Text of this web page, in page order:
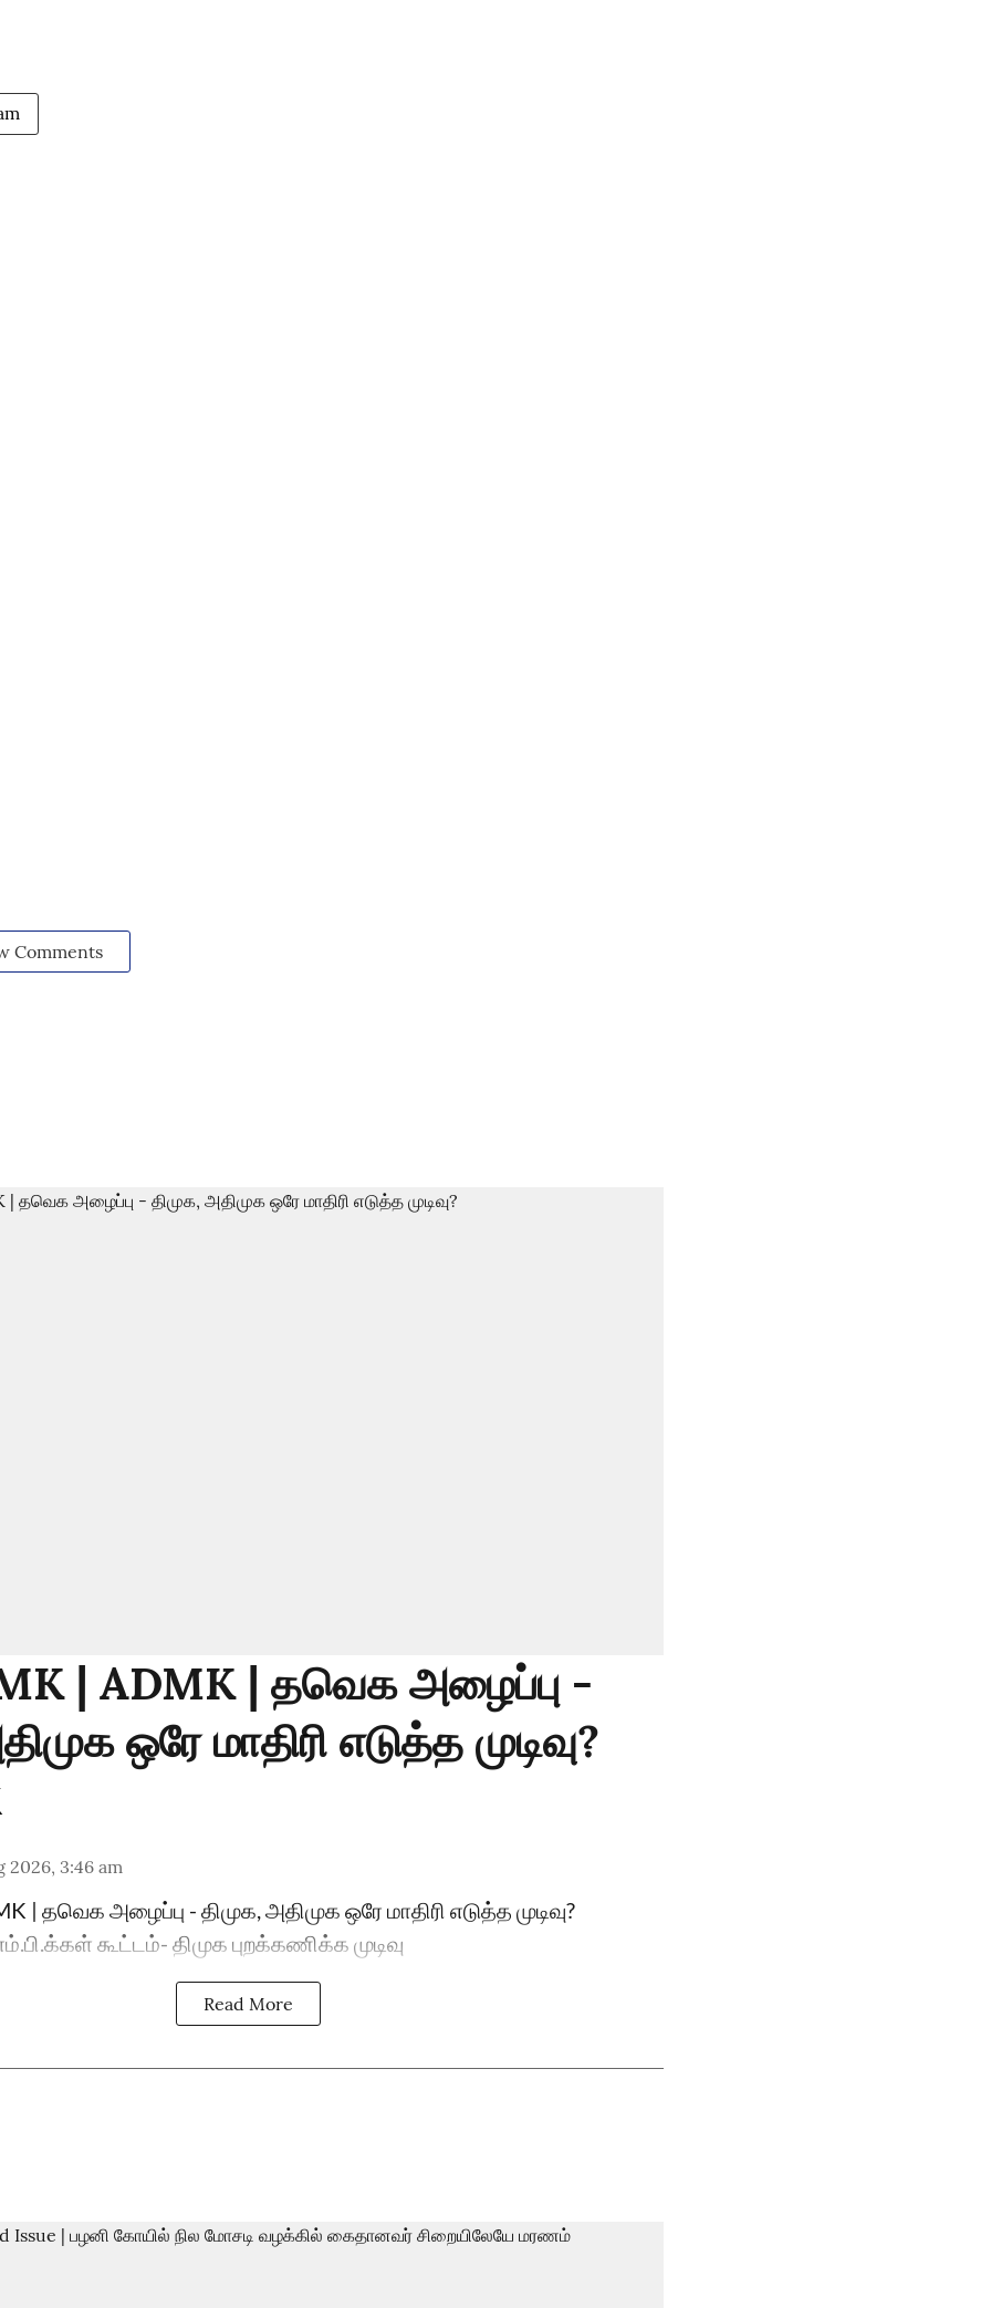
Comments
| ADMK | தவெக அழைப்பு -
ஒரே மாதிரி எடுத்த முடிவு?
2026, 3:46 am
| தவெக அழைப்பு - திமுக, அதிமுக ஒரே மாதிரி எடுத்த முடிவு?
கூட்டம்- திமுக புறக்கணிக்க முடிவு
Read More